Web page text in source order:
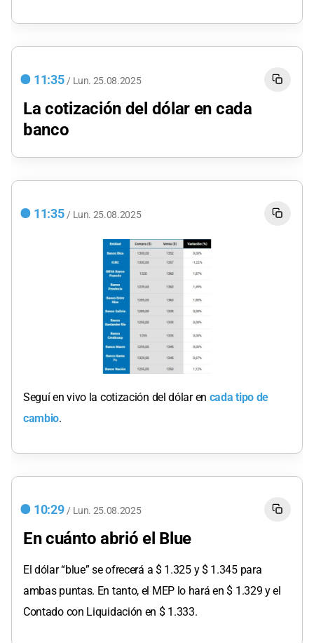
11:35 / Lun. 25.08.2025
La cotización del dólar en cada
banco
11:35 / Lun. 25.08.2025
Seguí en vivo la cotización del dólar en cada tipo de
cambio.
10:29 / Lun. 25.08.2025
En cuánto abrió el Blue
El dólar “blue” se ofrecerá a $ 1.325 y $ 1.345 para
ambas puntas. En tanto, el MEP lo hará en $ 1.329 y el
Contado con Liquidación en $ 1.333.